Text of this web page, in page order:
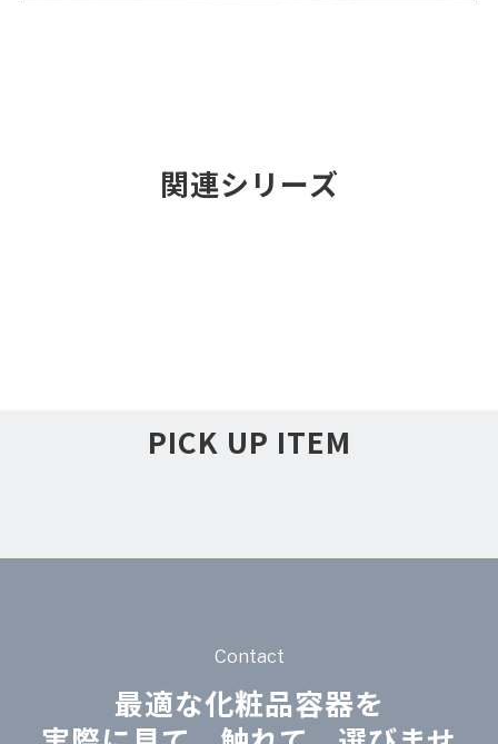
関連シリーズ
PICK UP ITEM
Contact
最適な化粧品容器を